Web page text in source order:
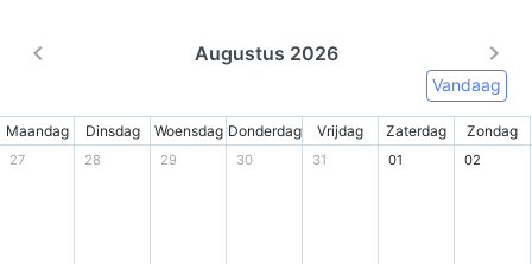
Augustus 2026
Vandaag
Maandag Dinsdag Woensdag Donderdag Vrijdag Zaterdag Zondag
27 28 29 30 31 01 02